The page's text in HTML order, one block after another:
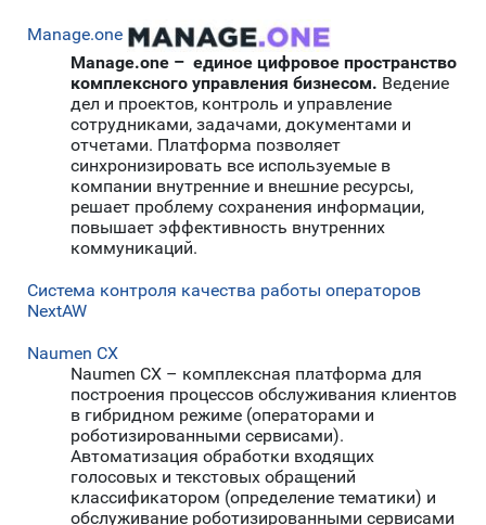
Manage.one
Manage.one – единое цифровое пространство
комплексного управления бизнесом. Ведение
дел и проектов, контроль и управление
сотрудниками, задачами, документами и
отчетами. Платформа позволяет
синхронизировать все используемые в
компании внутренние и внешние ресурсы,
решает проблему сохранения информации,
повышает эффективность внутренних
коммуникаций.
Cистема контроля качества работы операторов
NextAW
Naumen CX
Naumen CX – комплексная платформа для
построения процессов обслуживания клиентов
в гибридном режиме (операторами и
роботизированными сервисами).
Автоматизация обработки входящих
голосовых и текстовых обращений
классификатором (определение тематики) и
обслуживание роботизированными сервисами